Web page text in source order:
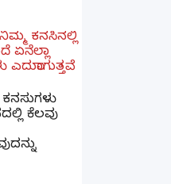
ಕನಸಿನಲ್ಲಿ
ಏನೆಲ್ಲಾ
ಕೆಲವು